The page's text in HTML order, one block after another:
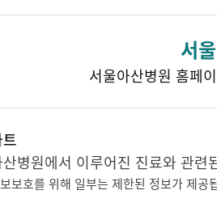
서
서울아산병원 홈페
병원에서 이루어진 진료와 관
보호를 위해 일부는 제한된 정보가 제공